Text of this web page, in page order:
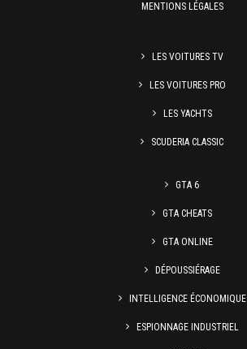
MENTIONS LÉGALES
LES VOITURES TV
LES VOITURES PRO
LES YACHTS
SCUDERIA CLASSIC
GTA 6
GTA CHEATS
GTA ONLINE
DÉPOUSSIÉRAGE
INTELLIGENCE ÉCONOMIQUE
ESPIONNAGE INDUSTRIEL